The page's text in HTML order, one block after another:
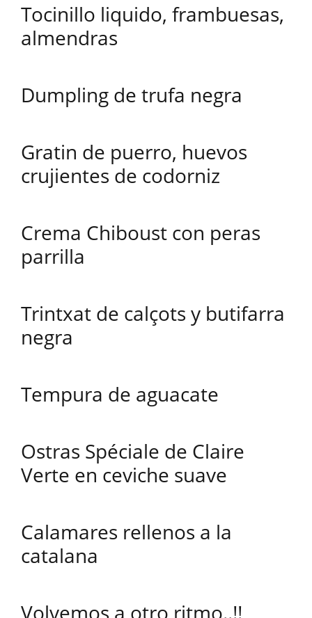
Tocinillo liquido, frambuesas,
almendras
Dumpling de trufa negra
Gratin de puerro, huevos
crujientes de codorniz
Crema Chiboust con peras
parrilla
Trintxat de calçots y butifarra
negra
Tempura de aguacate
Ostras Spéciale de Claire
Verte en ceviche suave
Calamares rellenos a la
catalana
Volvemos a otro ritmo..!!